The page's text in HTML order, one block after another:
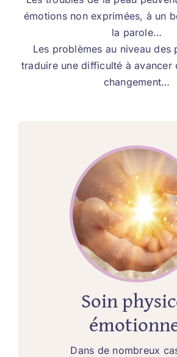
émotions non exprimées, à un
la parole…
Les problèmes au niveau des
traduire une difficulté à avancer
changement…
Soin
Dans de nombreux